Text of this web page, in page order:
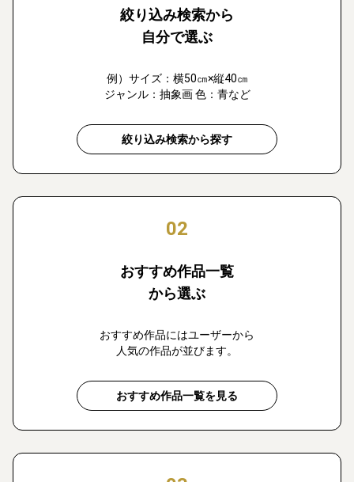
絞り込み検索から
自分で選ぶ
例）サイズ：横50㎝×縦40㎝
ジャンル：抽象画 色：青など
絞り込み検索から探す
02
おすすめ作品一覧
から選ぶ
おすすめ作品にはユーザーから
人気の作品が並びます。
おすすめ作品一覧を見る